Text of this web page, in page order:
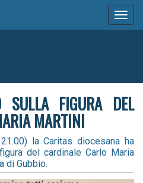
SULLA FIGURA DEL
MARTINI
la Caritas diocesana ha
del cardinale Carlo Maria
di Gubbio.